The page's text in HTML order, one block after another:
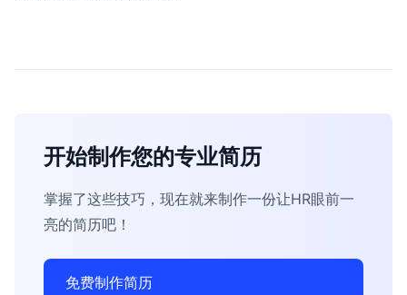
开始制作您的专业简历
掌握了这些技巧，现在就来制作一份让HR眼前一
亮的简历吧！
免费制作简历